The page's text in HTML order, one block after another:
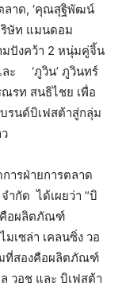
ลาด, ‘คุณสุฐิพัฒน์
ษัท แมนดอม
มปังคว้า 2 หนุ่มคู่จิ้น
ละ ‘ภูวิน’ ภูวินทร์
ณรท สนธิไชย เพื่อ
รนด์บิเฟสต้าสู่กลุ่ม
ารฝ่ายการตลาด
ำกัด ได้เผยว่า “บิ
คือผลิตภัณฑ์
เซล่า เคลนซิ่ง วอ
มที่สองคือผลิตภัณฑ์
วอช และ บิเฟสต้า